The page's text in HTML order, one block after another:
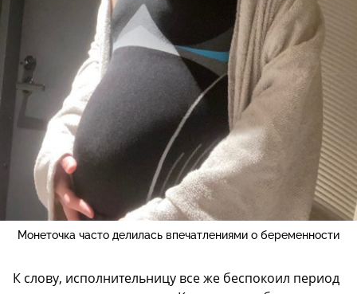
Монеточка часто делилась впечатлениями о беременности
К слову, исполнительницу все же беспокоил период